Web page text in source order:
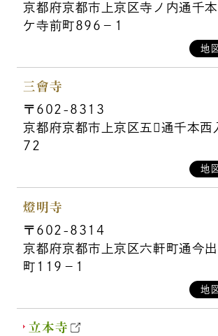
京都府京都市上京区寺ノ内通千
ケ寺前町896－1
地
三會寺
〒602-8313
京都府京都市上京区五通千本西
72
地
燈明寺
〒602-8314
京都府京都市上京区六軒町通今
町119－1
地
立本寺